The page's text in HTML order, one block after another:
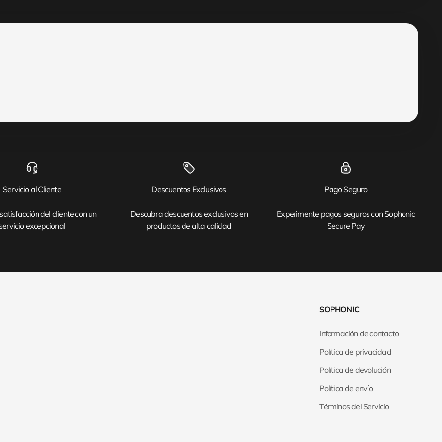
Servicio al Cliente
del cliente con un
excepcional
Descuentos Exclusivos
Descubra descuentos exclusivos en
productos de alta calidad
Pago Seguro
Experimente pagos seguros con Sophonic
Secure Pay
SOPHONIC
Información de contacto
Política de privacidad
Política de devolución
Política de envío
Términos del Servicio